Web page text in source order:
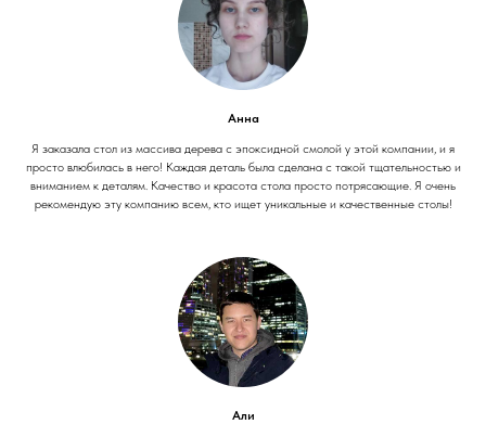
Анна
Я заказала стол из массива дерева с эпоксидной смолой у этой компании, и я
просто влюбилась в него! Каждая деталь была сделана с такой тщательностью и
вниманием к деталям. Качество и красота стола просто потрясающие. Я очень
рекомендую эту компанию всем, кто ищет уникальные и качественные столы!
Али